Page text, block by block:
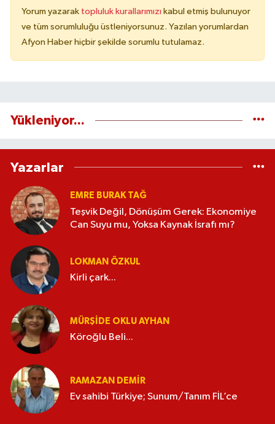
Yorum yazarak topluluk kurallarımızı kabul etmiş bulunuyor
ve tüm sorumluluğu üstleniyorsunuz. Yazılan yorumlardan
Afyon Haber hiçbir şekilde sorumlu tutulamaz.
Yükleniyor...
Yazarlar
EMRE BURAK TAĞ
Teşvik Değil, Dönüşüm Gerek: Ekonomiye
Can Suyu mu, Yoksa Kaynak İsrafı mı?
LOKMAN ÖZKUL
Kirli çark...
MÜRŞIDE OKLU AYHAN
Köroğlu Beli...
RAMAZAN DEMİR
Ev sahibi Türkiye; Sunum/Tanım FİL’ce